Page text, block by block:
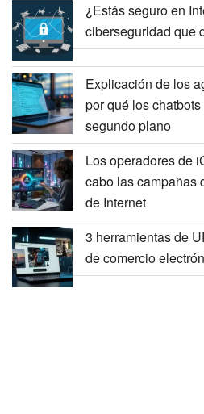
¿Estás seguro en
ciberseguridad que
Explicación de los
por qué los
segundo plano
Los operadores de
cabo las campañas
de Internet
3 herramientas de
de comercio